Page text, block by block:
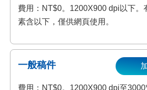
費用：NT$0。1200X900 dpi以下。
素含以下，僅供網頁使用。
一般稿件
費用：NT$0。1200X900 dpi至